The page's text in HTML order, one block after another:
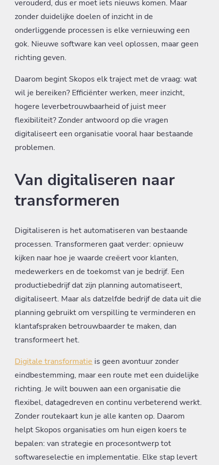
verouderd, dus er moet iets nieuws komen. Maar
zonder duidelijke doelen of inzicht in de
onderliggende processen is elke vernieuwing een
gok. Nieuwe software kan veel oplossen, maar geen
richting geven.
Daarom begint Skopos elk traject met de vraag: wat
wil je bereiken? Efficiënter werken, meer inzicht,
hogere leverbetrouwbaarheid of juist meer
flexibiliteit? Zonder antwoord op die vragen
digitaliseert een organisatie vooral haar bestaande
problemen.
Van digitaliseren naar
transformeren
Digitaliseren is het automatiseren van bestaande
processen. Transformeren gaat verder: opnieuw
kijken naar hoe je waarde creëert voor klanten,
medewerkers en de toekomst van je bedrijf. Een
productiebedrijf dat zijn planning automatiseert,
digitaliseert. Maar als datzelfde bedrijf de data uit die
planning gebruikt om verspilling te verminderen en
klantafspraken betrouwbaarder te maken, dan
transformeert het.
Digitale transformatie is geen avontuur zonder
eindbestemming, maar een route met een duidelijke
richting. Je wilt bouwen aan een organisatie die
flexibel, datagedreven en continu verbeterend werkt.
Zonder routekaart kun je alle kanten op. Daarom
helpt Skopos organisaties om hun eigen koers te
bepalen: van strategie en procesontwerp tot
softwareselectie en implementatie. Elke stap levert